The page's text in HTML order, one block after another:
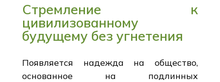
Стремление к
цивилизованному
будущему без угнетения
Появляется надежда на общество,
основанное на подлинных